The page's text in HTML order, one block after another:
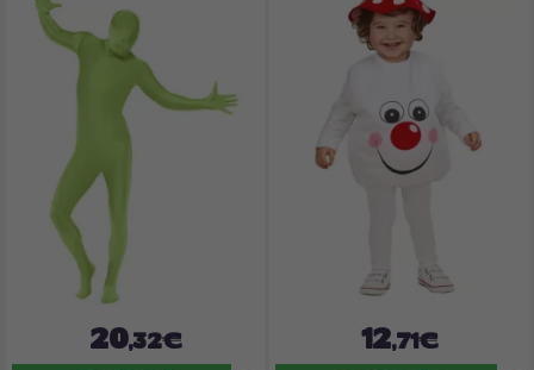
20,32€ 12,71€